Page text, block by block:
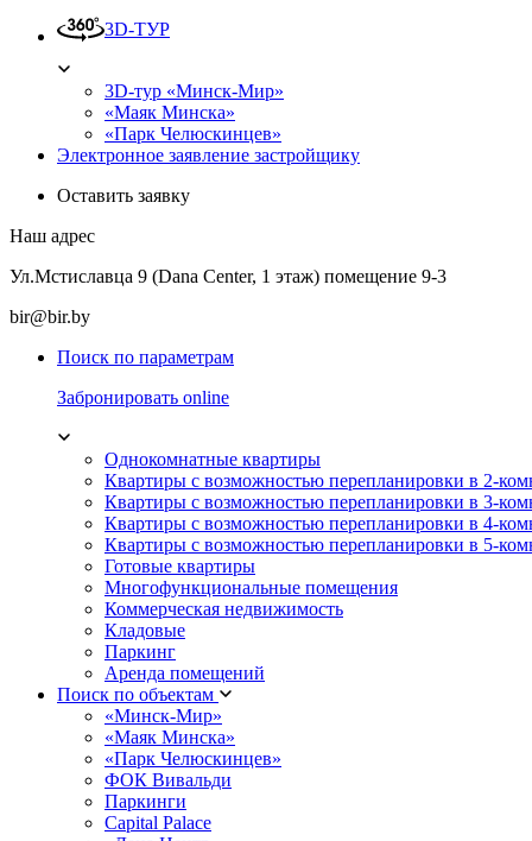
3D-ТУР
3D-тур «Минск-Мир»
«Маяк Минска»
«Парк Челюскинцев»
Электронное заявление застройщику
Оставить заявку
Наш адрес
Ул.Мстиславца 9 (Dana Center, 1 этаж) помещение 9-3
bir@bir.by
Поиск по параметрам
Забронировать online
Однокомнатные квартиры
Квартиры с возможностью перепланировки в 2-
Квартиры с возможностью перепланировки в 3-
Квартиры с возможностью перепланировки в 4-
Квартиры с возможностью перепланировки в 5-
Готовые квартиры
Многофункциональные помещения
Коммерческая недвижимость
Кладовые
Паркинг
Аренда помещений
Поиск по объектам
«Минск-Мир»
«Маяк Минска»
«Парк Челюскинцев»
ФОК Вивальди
Паркинги
Capital Palace